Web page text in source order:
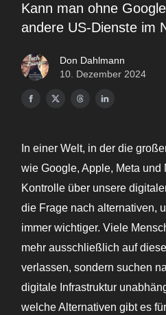
Kann man ohne
andere US-Dienste im
Don Dahlmann
10. Dezember 2024
In einer Welt, in der die
wie Google, Apple, Meta und
Kontrolle über unsere
die Frage nach alternativen,
immer wichtiger. Viele
mehr ausschließlich auf
verlassen, sondern suchen
digitale Infrastruktur
welche Alternativen gibt es